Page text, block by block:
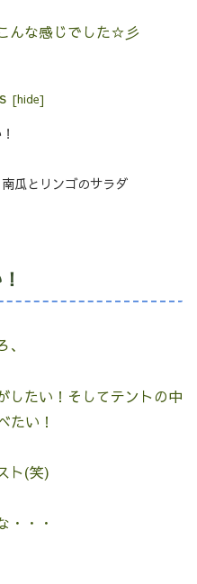
んな感じでした☆彡
瓜とリンゴのサラダ
したい！そしてテントの中
たい！
ト(笑)
・・・